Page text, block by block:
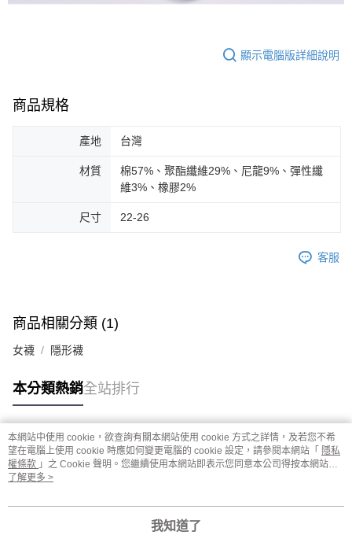
顯示電腦版詳細說明
商品規格
產地 台灣
材質
棉57%、聚酯纖維29%、尼龍9%、彈性纖
維3%、橡膠2%
尺寸 22-26
客服
商品相關分類 (1)
女襪 隱形襪
本分類熱銷全站排行
熱門標籤
本網站中使用 cookie，欲查詢有關本網站使用 cookie 方式之詳情，及若您不希
望在電腦上使用 cookie 時應如何變更電腦的 cookie 設定，請參閱本網站「 隱私
權條款 」之 Cookie 聲明。您繼續使用本網站即表示您同意本公司得按本網站使
用條款之 Cookie 聲明使用 cookie。
了解更多 >
我知道了